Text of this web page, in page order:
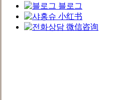
블로그
小红书
微信咨询